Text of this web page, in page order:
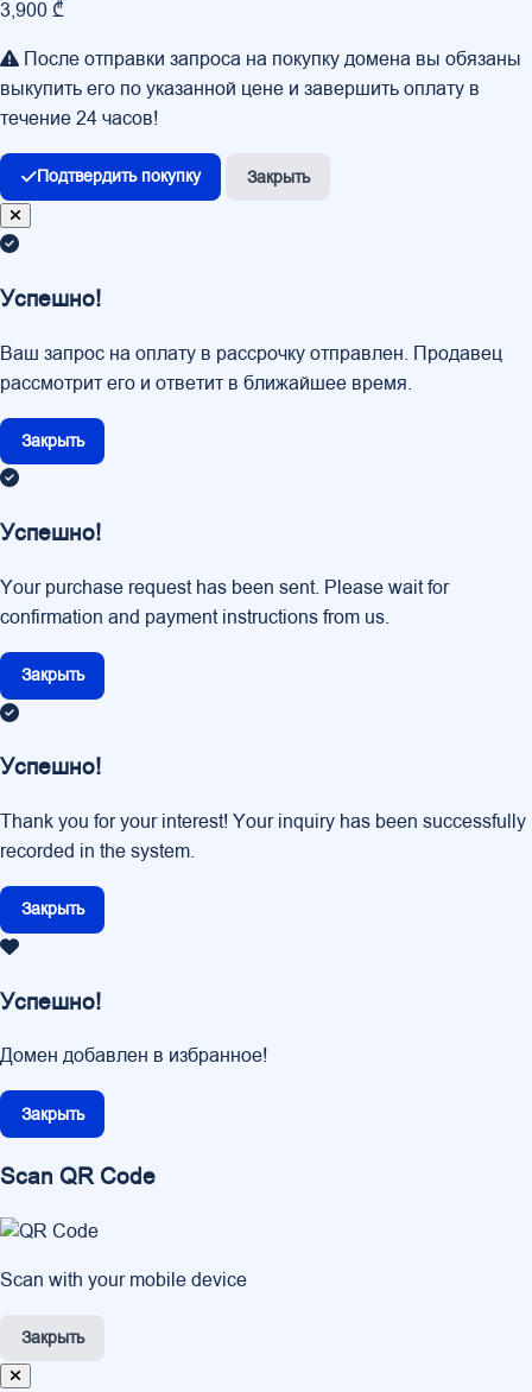
3,900 ₾
После отправки запроса на покупку домена вы обязаны
выкупить его по указанной цене и завершить оплату в
течение 24 часов!
Подтвердить покупку Закрыть
Успешно!
Ваш запрос на оплату в рассрочку отправлен. Продавец
рассмотрит его и ответит в ближайшее время.
Закрыть
Успешно!
Your purchase request has been sent. Please wait for
confirmation and payment instructions from us.
Закрыть
Успешно!
Thank you for your interest! Your inquiry has been successfully
recorded in the system.
Закрыть
Успешно!
Домен добавлен в избранное!
Закрыть
Scan QR Code
Scan with your mobile device
Закрыть